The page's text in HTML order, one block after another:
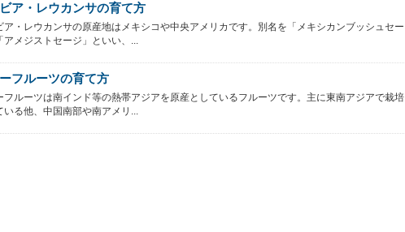
ア・レウカンサの育て方
ア・レウカンサの原産地はメキシコや中央アメリカです。別名を「メキシカンブッシュセー
アメジストセージ」といい、...
フルーツの育て方
フルーツは南インド等の熱帯アジアを原産としているフルーツです。主に東南アジアで栽培
いる他、中国南部や南アメリ...